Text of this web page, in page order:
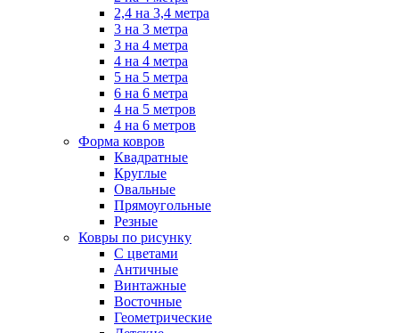
2,4 на 3,4 метра
3 на 3 метра
3 на 4 метра
4 на 4 метра
5 на 5 метра
6 на 6 метра
4 на 5 метров
4 на 6 метров
Форма ковров
Квадратные
Круглые
Овальные
Прямоугольные
Резные
Ковры по рисунку
C цветами
Античные
Винтажные
Восточные
Геометрические